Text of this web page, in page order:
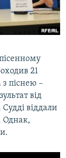
21
піснею –
від
Судді віддали
Однак,